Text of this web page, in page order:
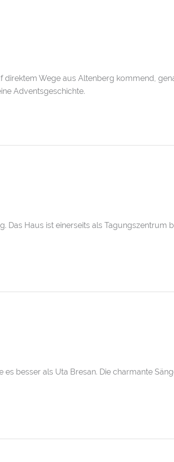
Wege aus Altenberg kommend,
Adventsgeschichte.
Haus ist einerseits als Tagungszentrum
besser als Uta Bresan. Die charmante